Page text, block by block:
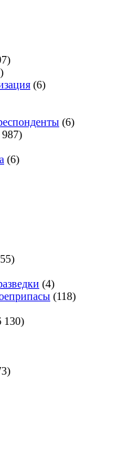
(6)
(6)
987)
(6)
(4)
(118)
130)